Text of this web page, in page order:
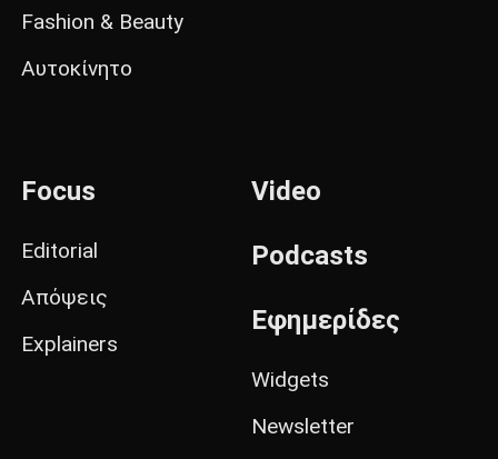
Fashion & Beauty
Αυτοκίνητο
Focus
Editorial
Απόψεις
Explainers
Video
Podcasts
Εφημερίδες
Widgets
Newsletter